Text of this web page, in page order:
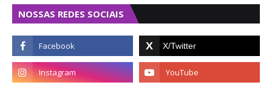
NOSSAS REDES SOCIAIS